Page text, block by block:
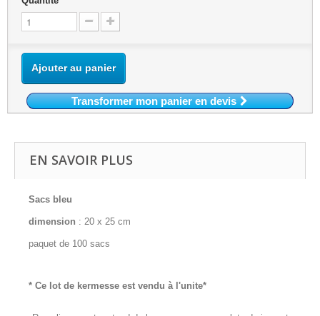
Ajouter au panier
Transformer mon panier en devis
EN SAVOIR PLUS
Sacs bleu
dimension : 20 x 25 cm
paquet de 100 sacs
* Ce lot de kermesse est vendu à l'unite*